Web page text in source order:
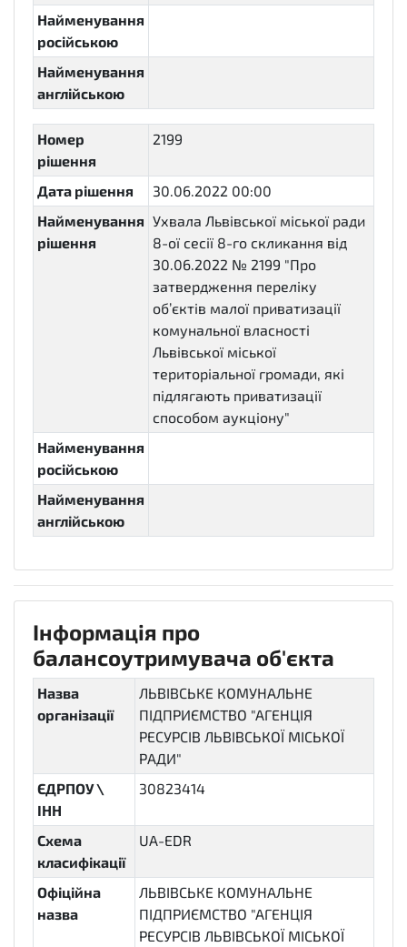
Найменування
російською
Найменування
англійською
Номер
рішення
2199
Дата рішення
30.06.2022 00:00
Найменування
рішення
Ухвала Львівської міської ради
8-ої сесії 8-го скликання від
30.06.2022 № 2199 "Про
затвердження переліку
об’єктів малої приватизації
комунальної власності
Львівської міської
територіальної громади, які
підлягають приватизації
способом аукціону"
Найменування
російською
Найменування
англійською
Інформація про
балансоутримувача об'єкта
Назва
організації
ЛЬВІВСЬКЕ КОМУНАЛЬНЕ
ПІДПРИЄМСТВО "АГЕНЦІЯ
РЕСУРСІВ ЛЬВІВСЬКОЇ МІСЬКОЇ
РАДИ"
ЄДРПОУ \
ІНН
30823414
Схема
класифікації
UA-EDR
Офіційна
назва
ЛЬВІВСЬКЕ КОМУНАЛЬНЕ
ПІДПРИЄМСТВО "АГЕНЦІЯ
РЕСУРСІВ ЛЬВІВСЬКОЇ МІСЬКОЇ